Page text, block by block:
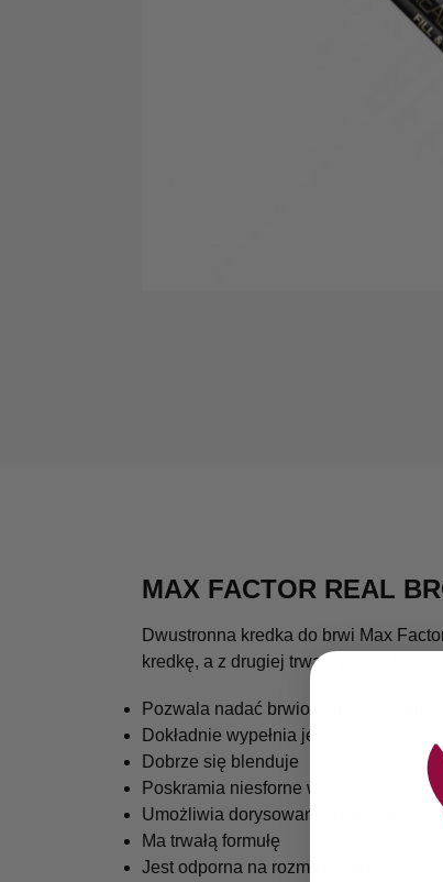
MAX FACTOR REAL
Dwustronna kredka do brwi Max
kredkę, a z drugiej trwały puder. Do
Pozwala nadać brwiom idealny kontur
Dokładnie wypełnia je kolorem
Dobrze się blenduje
Poskramia niesforne włoski
Umożliwia dorysowanie brakujących
Ma trwałą formułę
Jest odporna na rozmazywanie